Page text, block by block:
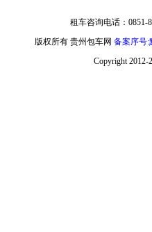
租车咨询电话：0851-
版权所有 贵州包车网 备案序号:
Copyright 2012-